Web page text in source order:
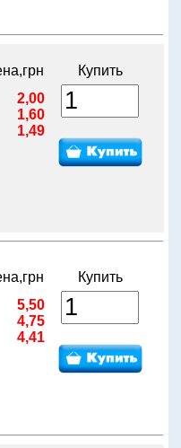
Купить
2,00
1,60
1,49
Купить
5,50
4,75
4,41